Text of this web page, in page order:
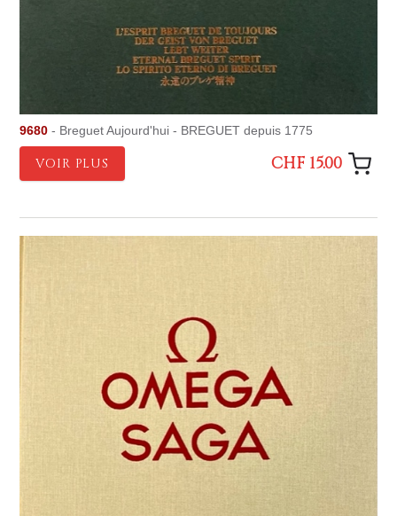
9680 - Breguet Aujourd'hui - BREGUET depuis 1775
VOIR PLUS CHF 15.00